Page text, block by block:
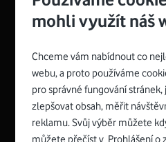
Zyxel VMG8623-T50B:
Rozměry modemu jsou 16 x 22
a nabízí 4 gigabitové LAN
Spojte se s
mohli využít náš
Chceme vám nabídnout co
webu, a proto používáme
pro správné fungování
zlepšovat obsah, měřit
reklamu. Svůj výběr můžete
můžete přečíst v Prohlášení o